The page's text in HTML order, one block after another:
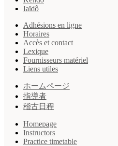
Iaïdô
Adhésions en ligne
Horaires
Accès et contact
Lexique
Fournisseurs matériel
Liens utiles
ホームページ
指導者
稽古日程
Homepage
Instructors
Practice timetable